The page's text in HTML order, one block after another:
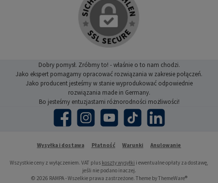
Dobry pomysł. Zróbmy to! - właśnie o to nam chodzi.
Jako ekspert pomagamy opracować rozwiązania w zakresie połączeń.
Jako producent jesteśmy w stanie wyprodukować odpowiednie
rozwiązania made in Germany.
Bo jesteśmy entuzjastami różnorodności możliwości!
Facebook Instagram YouTube TikTok LinkedIn
Wysyłka i dostawa Płatność Warunki Anulowanie
Wszystkie ceny z wyłączeniem. VAT plus koszty wysyłki i ewentualne opłaty za dostawę,
jeśli nie podano inaczej.
© 2026 RAMPA - Wszelkie prawa zastrzeżone. Theme byThemeWare®